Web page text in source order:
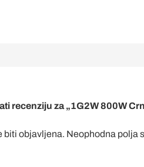
recenziju za „1G2W 800W
biti objavljena. Neophodna polja